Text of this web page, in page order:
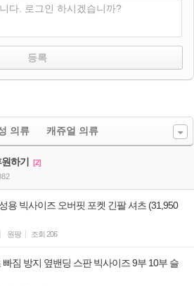
다. 로그인 하시겠습니까?
의류 캐쥬얼 의류
하기
[2]
용 빅사이즈 오버핏 포켓 긴팔 셔츠 (31,950
원팡 조회 206
짐 방지 옆밴딩 스판 빅사이즈 9부 10부 슬